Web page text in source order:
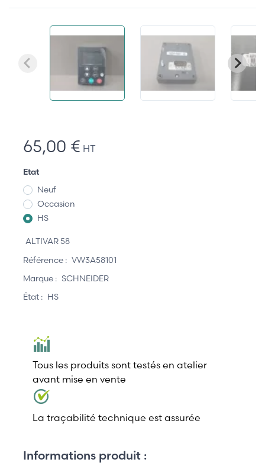
65,00 € HT
Etat
Neuf
Occasion
HS
ALTIVAR 58
Référence : VW3A58101
Marque : SCHNEIDER
État : HS
Tous les produits sont testés en atelier
avant mise en vente
La traçabilité technique est assurée
Informations produit :